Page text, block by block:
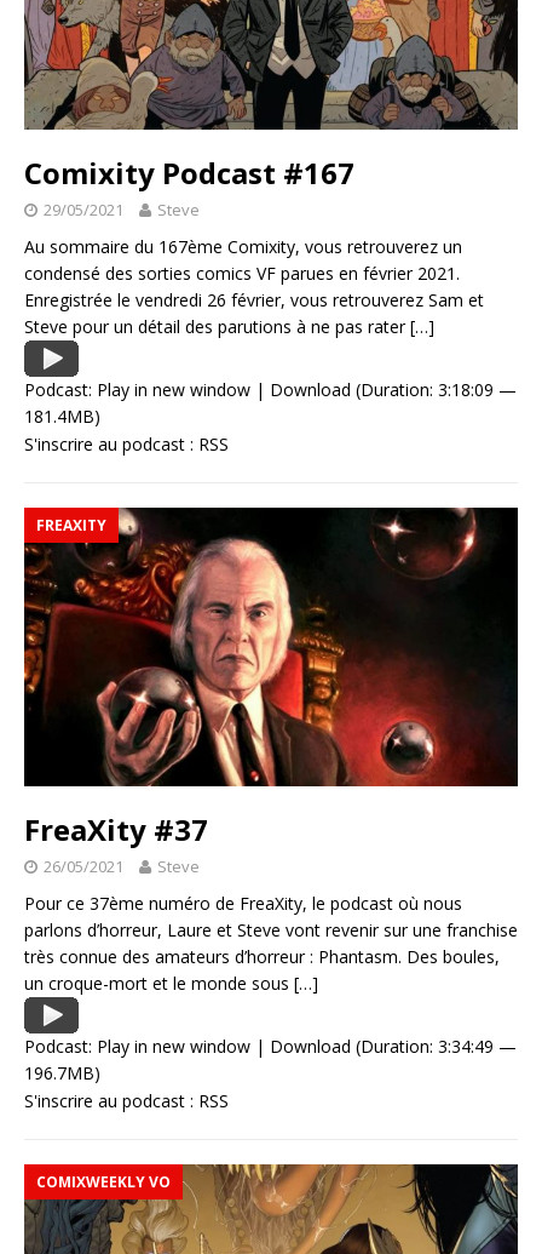
Comixity Podcast #167
29/05/2021 Steve
Au sommaire du 167ème Comixity, vous retrouverez un
condensé des sorties comics VF parues en février 2021.
Enregistrée le vendredi 26 février, vous retrouverez Sam et
Steve pour un détail des parutions à ne pas rater[…]
Podcast: Play in new window | Download (Duration: 3:18:09 —
181.4MB)
S'inscrire au podcast : RSS
FREAXITY
FreaXity #37
26/05/2021 Steve
Pour ce 37ème numéro de FreaXity, le podcast où nous
parlons d’horreur, Laure et Steve vont revenir sur une franchise
très connue des amateurs d’horreur : Phantasm. Des boules,
un croque-mort et le monde sous […]
Podcast: Play in new window | Download (Duration: 3:34:49 —
196.7MB)
S'inscrire au podcast : RSS
COMIXWEEKLY VO